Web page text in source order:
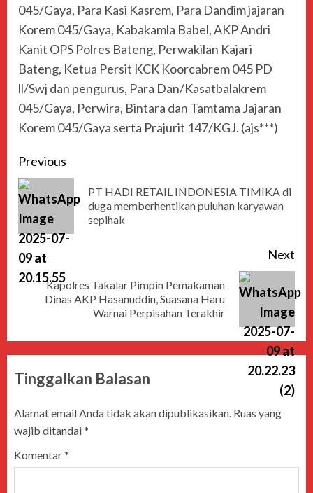
045/Gaya, Para Kasi Kasrem, Para Dandim jajaran
Korem 045/Gaya, Kabakamla Babel, AKP Andri
Kanit OPS Polres Bateng, Perwakilan Kajari
Bateng, Ketua Persit KCK Koorcabrem 045 PD
ll/Swj dan pengurus, Para Dan/Kasatbalakrem
045/Gaya, Perwira, Bintara dan Tamtama Jajaran
Korem 045/Gaya serta Prajurit 147/KGJ. (ajs***)
Previous
PT HADI RETAIL INDONESIA TIMIKA di
duga memberhentikan puluhan karyawan
sepihak
Next
Kapolres Takalar Pimpin Pemakaman
Dinas AKP Hasanuddin, Suasana Haru
Warnai Perpisahan Terakhir
Tinggalkan Balasan
Alamat email Anda tidak akan dipublikasikan. Ruas yang
wajib ditandai*
Komentar*